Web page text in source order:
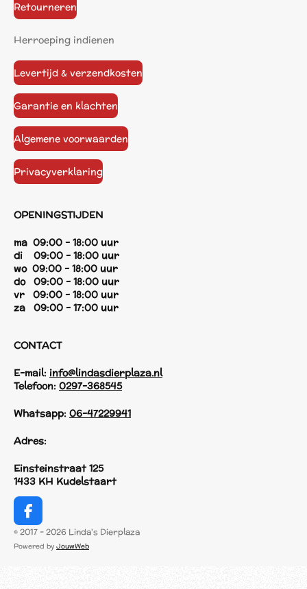
Retourneren
Herroeping indienen
Levertijd & verzendkosten
Garantie en klachten
Algemene voorwaarden
Privacyverklaring
OPENINGSTIJDEN
ma 09:00 - 18:00 uur
di 09:00 - 18:00 uur
wo 09:00 - 18:00 uur
do 09:00 - 18:00 uur
vr 09:00 - 18:00 uur
za 09:00 - 17:00 uur
CONTACT
E-mail: info@lindasdierplaza.nl
Telefoon: 0297-368545
Whatsapp: 06-47229941
Adres:
Einsteinstraat 125
1433 KH Kudelstaart
F
a
c
© 2017 - 2026 Linda's Dierplaza
Powered by JouwWeb